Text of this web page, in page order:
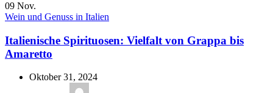
09 Nov.
Wein und Genuss in Italien
Italienische Spirituosen: Vielfalt von Grappa bis
Amaretto
Oktober 31, 2024